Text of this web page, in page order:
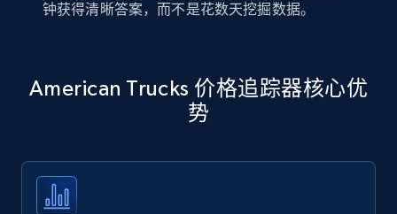
钟获得清晰答案，而不是花数天挖掘数据。
American Trucks 价格追踪器核心优
势